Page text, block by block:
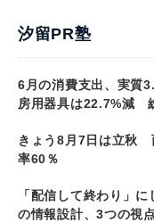
汐留PR塾
6月の消費支出、実質
房用器具は22.7%減
きょう8月7日は立秋
率60％
「配信して終わり」
の情報設計、3つの視